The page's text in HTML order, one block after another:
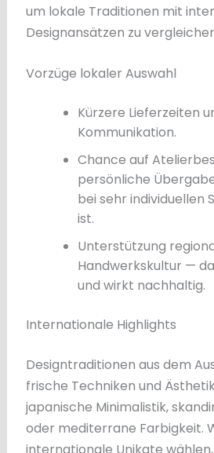
um lokale Traditionen mit
Designansätzen zu
Vorzüge lokaler Auswahl
Kürzere Lieferzeiten
Kommunikation.
Chance auf
persönliche
bei sehr individuellen
ist.
Unterstützung
Handwerkskultur —
und wirkt nachhaltig.
Internationale Highlights
Designtraditionen aus dem
frische Techniken und
japanische Minimalistik,
oder mediterrane Farbigkeit.